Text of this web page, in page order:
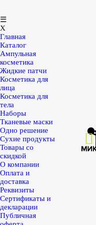
☰
X
Главная
Каталог
Ампульная
косметика
Жидкие патчи
Косметика для
лица
Косметика для
тела
Наборы
Тканевые маски
Одно решение
Сухие продукты
Товары со
скидкой
О компании
Оплата и
доставка
Реквизиты
Сертификаты и
декларации
Публичная